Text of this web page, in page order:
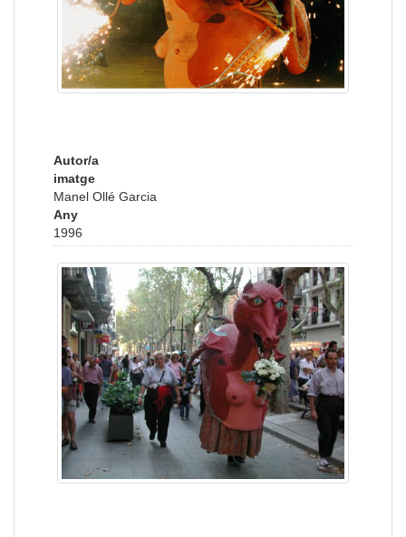
Autor/a
imatge
Manel Ollé Garcia
Any
1996